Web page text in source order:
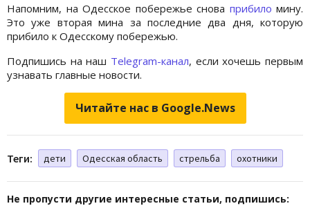
Напомним, на Одесское побережье снова прибило мину.
Это уже вторая мина за последние два дня, которую
прибило к Одесскому побережью.
Подпишись на наш Telegram-канал, если хочешь первым
узнавать главные новости.
Читайте нас в Google.News
Теги: дети Одесская область стрельба охотники
Не пропусти другие интересные статьи, подпишись: